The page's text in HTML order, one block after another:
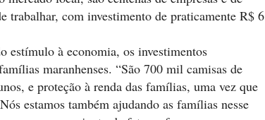
trabalhar, com investimento de praticamente R$ 6
estímulo à economia, os investimentos
maranhenses. “São 700 mil camisas de
e proteção à renda das famílias, uma vez que
estamos também ajudando as famílias nesse